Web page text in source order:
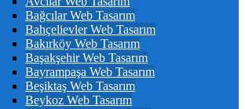
Bağcılar Web Tasarım
Bahçelievler Web Tasarım
Bakırköy Web Tasarım
Başakşehir Web Tasarım
Bayrampaşa Web Tasarım
Beşiktaş Web Tasarım
Beykoz Web Tasarım